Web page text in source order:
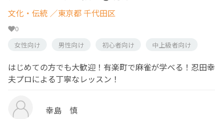
文化・伝統 ／東京都 千代田区
0
女性向け
男性向け 初心者向け 中上級者向け
はじめての方でも大歓迎！有楽町で麻雀が学べる！忍田幸
夫プロによる丁寧なレッスン！
幸島 慎